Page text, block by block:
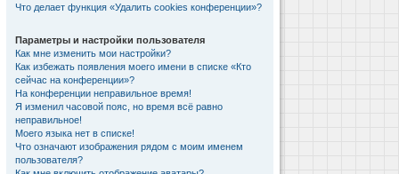
Что делает функция «Удалить cookies конференции»?
Параметры и настройки пользователя
Как мне изменить мои настройки?
Как избежать появления моего имени в списке «Кто
сейчас на конференции»?
На конференции неправильное время!
Я изменил часовой пояс, но время всё равно
неправильное!
Моего языка нет в списке!
Что означают изображения рядом с моим именем
пользователя?